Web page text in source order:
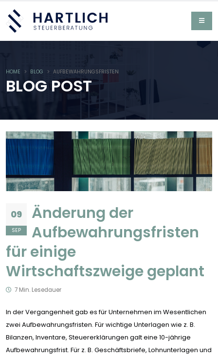
BLOG POST
HOME BLOG AUFBEWAHRUNGSFRISTEN
09
SEP
Änderung der
Aufbewahrungsfristen
für einige
Wirtschaftszweige geplant
7 Min. Lesedauer
In der Vergangenheit gab es für Unternehmen im Wesentlichen
zwei Aufbewahrungsfristen. Für wichtige Unterlagen wie z. B.
Bilanzen, Inventare, Steuererklärungen galt eine 10-jährige
Aufbewahrungsfrist. Für z. B. Geschäftsbriefe, Lohnunterlagen und